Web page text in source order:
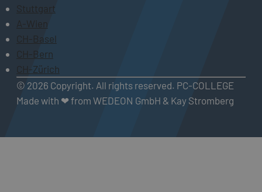
Stuttgart
A-Wien
CH-Basel
CH-Bern
CH-Zürich
© 2026 Copyright. All rights reserved. PC-COLLEGE
Made with ❤ from WEDEON GmbH & Kay Stromberg